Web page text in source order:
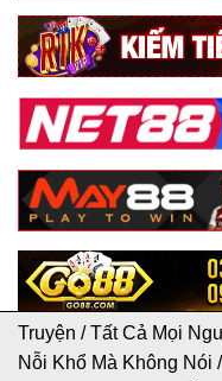
Truyện /Tất Cả Mọi
Nỗi Khổ Mà Không Nói /